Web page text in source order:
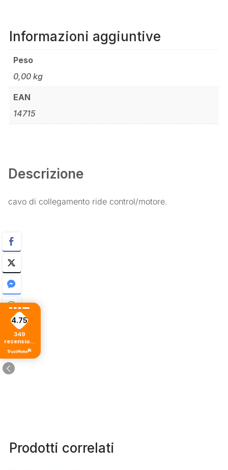
Informazioni aggiuntive
Peso
0,00 kg
EAN
14715
Descrizione
cavo di collegamento ride control/motore.
Prodotti correlati
4.75
349
recensioni
di tutti i